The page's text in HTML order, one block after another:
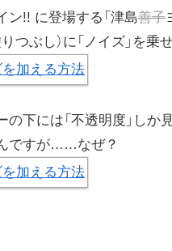
ン!! に登場する「津島善子
つぶし）に「ノイズ」を乗
下には「不透明度」しか
ですが……なぜ？